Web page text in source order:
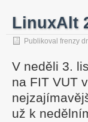
LinuxAlt
Publikoval frenzy
V neděli 3.
na FIT VUT
už k